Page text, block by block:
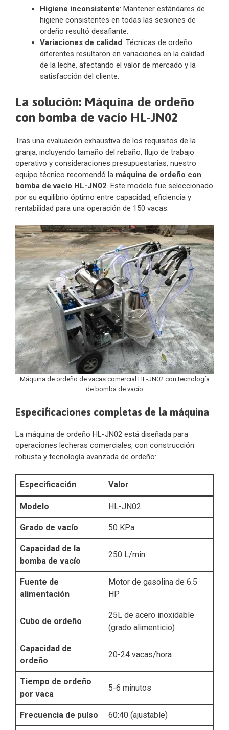
Higiene inconsistente: Mantener estándares de
higiene consistentes en todas las sesiones de
ordeño resultó desafiante.
Variaciones de calidad: Técnicas de ordeño
diferentes resultaron en variaciones en la calidad
de la leche, afectando el valor de mercado y la
satisfacción del cliente.
La solución: Máquina de ordeño
con bomba de vacío HL-JN02
Tras una evaluación exhaustiva de los requisitos de la
granja, incluyendo tamaño del rebaño, flujo de trabajo
operativo y consideraciones presupuestarias, nuestro
equipo técnico recomendó la máquina de ordeño con
bomba de vacío HL-JN02 . Este modelo fue seleccionado
por su equilibrio óptimo entre capacidad, eficiencia y
rentabilidad para una operación de 150 vacas.
Máquina de ordeño de vacas comercial HL-JN02 con tecnología
de bomba de vacío
Especificaciones completas de la máquina
La máquina de ordeño HL-JN02 está diseñada para
operaciones lecheras comerciales, con construcción
robusta y tecnología avanzada de ordeño:
Especificación Valor
Modelo HL-JN02
Grado de vacío 50 KPa
Capacidad de la
bomba de vacío
250 L/min
Fuente de
alimentación
Motor de gasolina de 6.5
HP
Cubo de ordeño
25L de acero inoxidable
(grado alimenticio)
Capacidad de
ordeño
20-24 vacas/hora
Tiempo de ordeño
por vaca
5-6 minutos
Frecuencia de pulso 60:40 (ajustable)